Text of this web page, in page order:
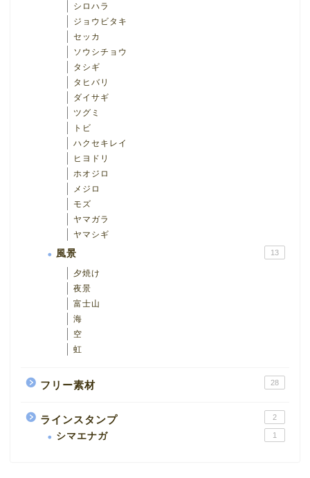
シロハラ
ジョウビタキ
セッカ
ソウシチョウ
タシギ
タヒバリ
ダイサギ
ツグミ
トビ
ハクセキレイ
ヒヨドリ
ホオジロ
メジロ
モズ
ヤマガラ
ヤマシギ
風景 13
夕焼け
夜景
富士山
海
空
虹
フリー素材 28
ラインスタンプ 2
シマエナガ 1